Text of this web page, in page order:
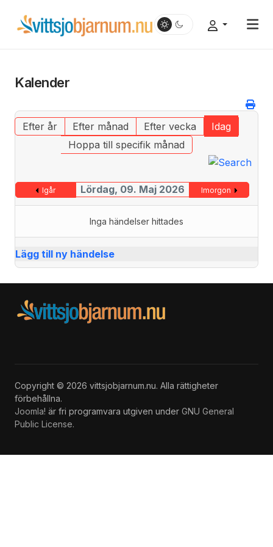
Kalender
Efter år Efter månad Efter vecka
Idag
Hoppa till specifik månad
Igår Lördag, 09. Maj 2026 Imorgon
Inga händelser hittades
Lägg till ny händelse
Copyright © 2026 vittsjobjarnum.nu. Alla rättigheter
förbehållna.
Joomla! är fri programvara utgiven under GNU General
Public License.